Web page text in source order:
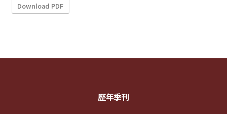
Download PDF
歷年季刊